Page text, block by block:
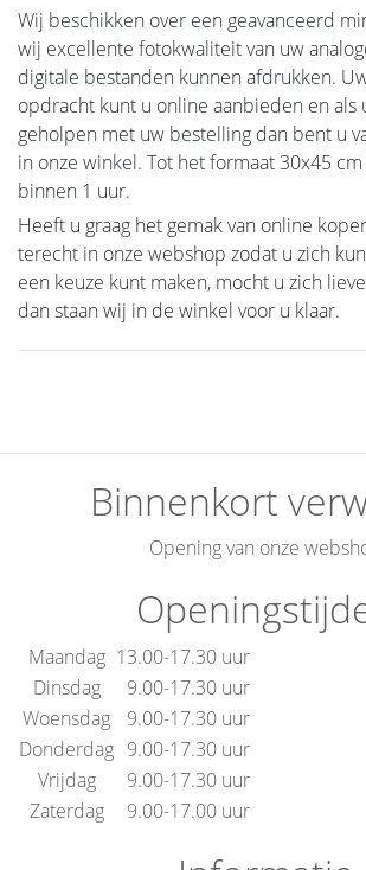
Wij beschikken over een geavanceerd
wij excellente fotokwaliteit van uw
digitale bestanden kunnen afdrukken.
opdracht kunt u online aanbieden en als
geholpen met uw bestelling dan bent u
in onze winkel. Tot het formaat 30x45
binnen 1 uur.
Heeft u graag het gemak van online
terecht in onze webshop zodat u zich
een keuze kunt maken, mocht u zich
dan staan wij in de winkel voor u klaar.
Binnenkort
Opening van onze
Maandag 13.00-17.30 uur
Dinsdag
9.00-17.30 uur
Woensdag
9.00-17.30 uur
Donderdag 9.00-17.30 uur
Vrijdag
9.00-17.30 uur
Zaterdag
9.00-17.00 uur